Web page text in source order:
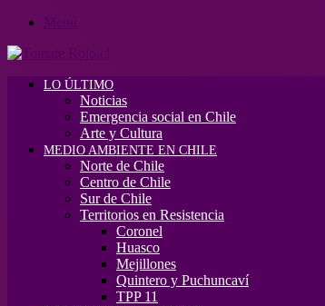
LO ÚLTIMO
Noticias
Emergencia social en Chile
Arte y Cultura
MEDIO AMBIENTE EN CHILE
Norte de Chile
Centro de Chile
Sur de Chile
Territorios en Resistencia
Coronel
Huasco
Mejillones
Quintero y Puchuncaví
TPP 11